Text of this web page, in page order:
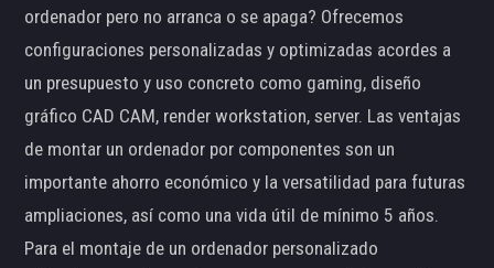
ordenador pero no arranca o se apaga? Ofrecemos
configuraciones personalizadas y optimizadas acordes a
un presupuesto y uso concreto como gaming, diseño
gráfico CAD CAM, render workstation, server. Las ventajas
de montar un ordenador por componentes son un
importante ahorro económico y la versatilidad para futuras
ampliaciones, así como una vida útil de mínimo 5 años.
Para el montaje de un ordenador personalizado